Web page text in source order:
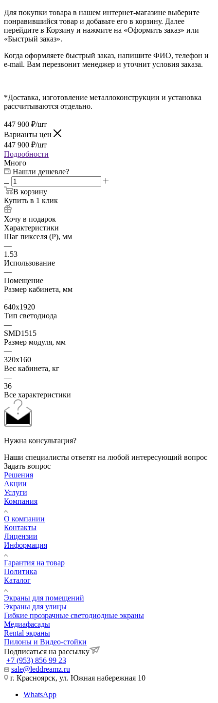
Для покупки товара в нашем интернет-магазине выберите
понравившийся товар и добавьте его в корзину. Далее
перейдите в Корзину и нажмите на «Оформить заказ» или
«Быстрый заказ».
Когда оформляете быстрый заказ, напишите ФИО, телефон и
e-mail. Вам перезвонит менеджер и уточнит условия заказа.
*Доставка, изготовление металлоконструкции и установка
рассчитываются отдельно.
447 900 ₽/шт
Варианты цен
447 900 ₽/шт
Подробности
Много
Нашли дешевле?
В корзину
Купить в 1 клик
Хочу в подарок
Характеристики
Шаг пикселя (P), мм
—
1.53
Использование
—
Помещение
Размер кабинета, мм
—
640x1920
Тип светодиода
—
SMD1515
Размер модуля, мм
—
320x160
Вес кабинета, кг
—
36
Все характеристики
Нужна консультация?
Наши специалисты ответят на любой интересующий вопрос
Задать вопрос
Решения
Акции
Услуги
Компания
О компании
Контакты
Лицензии
Информация
Гарантия на товар
Политика
Каталог
Экраны для помещений
Экраны для улицы
Гибкие прозрачные светодиодные экраны
Медиафасады
Rental экраны
Пилоны и Видео-стойки
Подписаться на рассылку
+7 (953) 856 99 23
sale@leddreamz.ru
г. Красноярск, ул. Южная набережная 10
WhatsApp